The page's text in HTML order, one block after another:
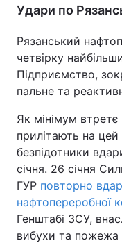
Удари по
Рязанський
четвірку
Підприємство,
пальне та
Як мінімум втретє
прилітають на
безпідотники
січня. 26 січня
ГУР повторно
нафтопереробної
Генштабі ЗСУ,
вибухи та пожежа